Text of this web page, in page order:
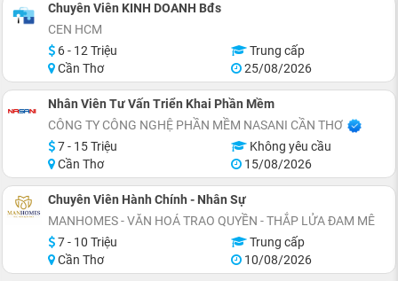
Chuyên Viên KINH DOANH Bđs
CEN HCM
6 - 12 Triệu
Trung cấp
Cần Thơ
25/08/2026
Nhân Viên Tư Vấn Triển Khai Phần Mềm
CÔNG TY CÔNG NGHỆ PHẦN MỀM NASANI CẦN THƠ
7 - 15 Triệu
Không yêu cầu
Cần Thơ
15/08/2026
Chuyên Viên Hành Chính - Nhân Sự
MANHOMES - VĂN HOÁ TRAO QUYỀN - THẮP LỬA ĐAM MÊ
7 - 10 Triệu
Trung cấp
Cần Thơ
10/08/2026